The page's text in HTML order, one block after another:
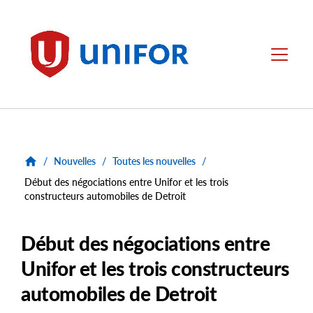
Unifor Menu
/ Nouvelles / Toutes les nouvelles /
Début des négociations entre Unifor et les trois
constructeurs automobiles de Detroit
Début des négociations entre
Unifor et les trois constructeurs
automobiles de Detroit